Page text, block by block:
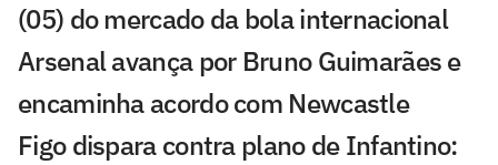
(05) do mercado da bola internacional
Arsenal avança por Bruno Guimarães e
encaminha acordo com Newcastle
Figo dispara contra plano de Infantino: